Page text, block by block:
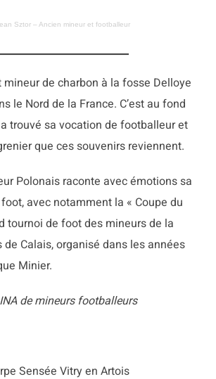
Sztor – Ancien mineur et footballeur
de charbon à la fosse Delloye
le Nord de la France. C’est au fond
trouvé sa vocation de footballeur et
que ces souvenirs reviennent.
Polonais raconte avec émotions sa
avec notamment la « Coupe du
tournoi de foot des mineurs de la
de Calais, organisé dans les années
Minier.
de mineurs footballeurs
Sensée Vitry en Artois